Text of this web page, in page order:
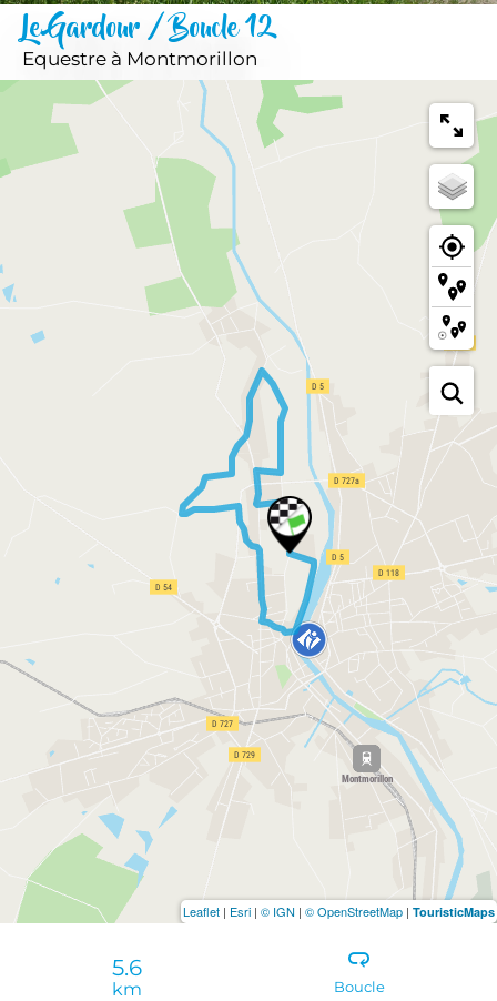
Le Gardour / Boucle 12
Equestre à Montmorillon
5.6
km Boucle
Leaflet | Esri | © IGN | © OpenStreetMap | TouristicMaps